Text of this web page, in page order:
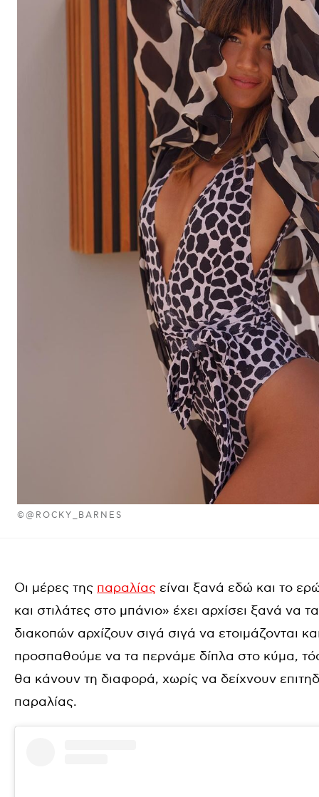
©@ROCKY_BARNES
Οι μέρες της παραλίας είναι ξανά εδώ και το
και στιλάτες στο μπάνιο» έχει αρχίσει ξανά να
διακοπών αρχίζουν σιγά σιγά να ετοιμάζονται
προσπαθούμε να τα περνάμε δίπλα στο κύμα,
θα κάνουν τη διαφορά, χωρίς να δείχνουν
παραλίας.